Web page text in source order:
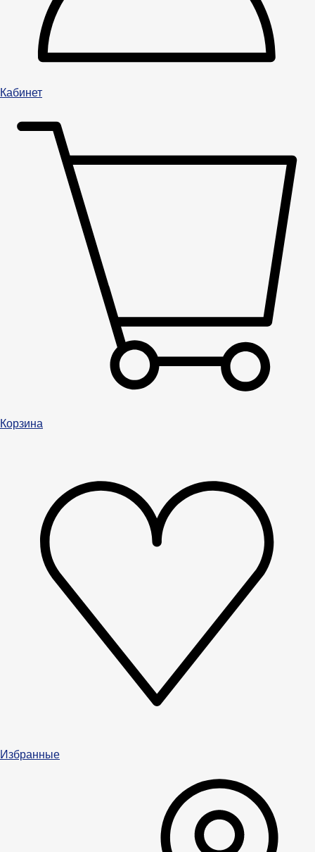
Кабинет
Корзина
Избранные